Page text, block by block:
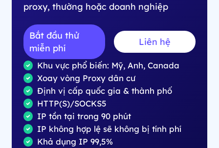
proxy, thường hoặc doanh nghiệp
Bắt đầu thử
miễn phí
Liên hệ
Khu vực phổ biến: Mỹ, Anh, Canada
Xoay vòng Proxy dân cư
Định vị cấp quốc gia & thành phố
HTTP(S)/SOCKS5
IP tồn tại trong 90 phút
IP không hợp lệ sẽ không bị tính phí
Khả dụng IP 99,5%